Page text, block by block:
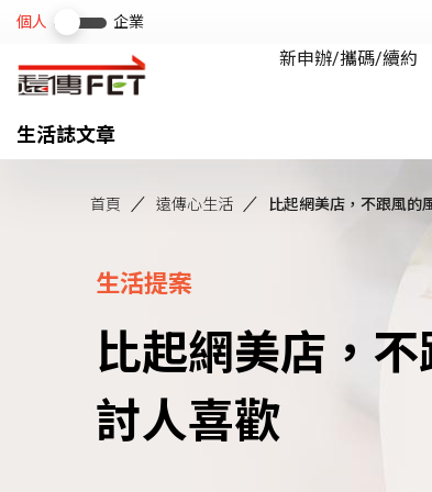
生活誌文章
首頁 遠傳心生活 比起網美店，不跟風的
生活提案
比起網美店，
討人喜歡